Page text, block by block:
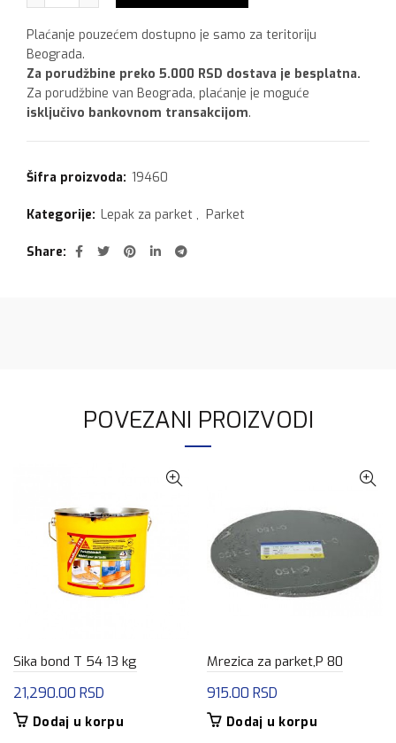
Plaćanje pouzećem dostupno je samo za teritoriju
Beograda.
Za porudžbine preko 5.000 RSD dostava je besplatna.
Za porudžbine van Beograda, plaćanje je moguće
isključivo bankovnom transakcijom.
Šifra proizvoda: 19460
Kategorije: Lepak za parket , Parket
Share
POVEZANI PROIZVODI
Sika bond T 54 13 kg
21,290.00 RSD
Dodaj u korpu
Mrezica za parket,P 80
915.00 RSD
Dodaj u korpu